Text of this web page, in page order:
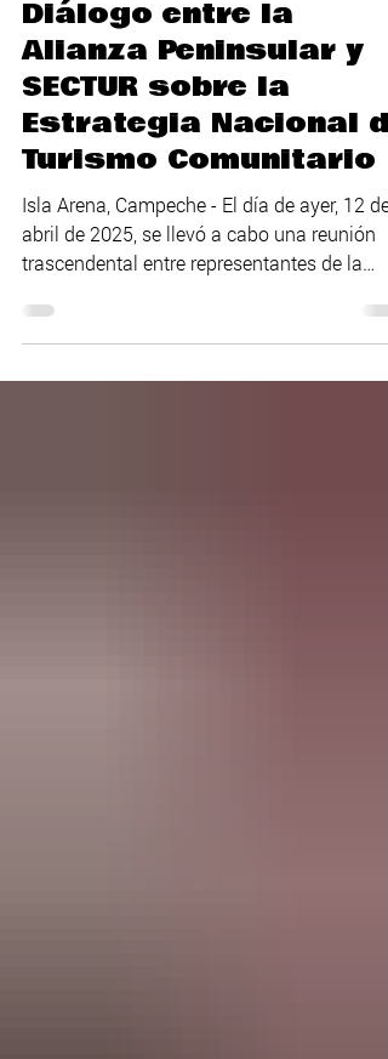
Viaja Turismo Comunitario
13 abr 2025
2 min de lectura
Diálogo entre la
Alianza Peninsular y
SECTUR sobre la
Estrategia Nacional de
Turismo Comunitario
abril de 2025, se llevó a cabo una reunión
trascendental entre representantes de la
Alianza...